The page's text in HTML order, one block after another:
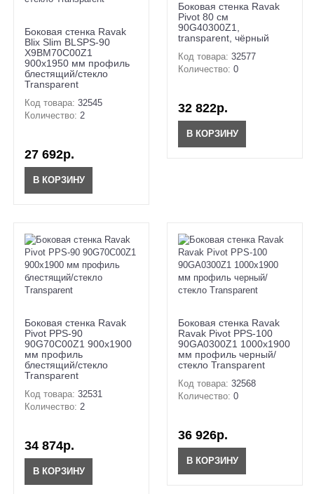
Боковая стенка Ravak
Blix Slim BLSPS-90
X9BM70C00Z1
900х1950 мм профиль
блестящий/стекло
Transparent
Код товара: 32545
Количество: 2
27 692р.
В КОРЗИНУ
Боковая стенка Ravak
Pivot 80 см
90G40300Z1,
transparent, чёрный
Код товара: 32577
Количество: 0
32 822р.
В КОРЗИНУ
Боковая стенка Ravak
Pivot PPS-90
90G70C00Z1 900х1900
мм профиль
блестящий/стекло
Transparent
Код товара: 32531
Количество: 2
34 874р.
В КОРЗИНУ
Боковая стенка Ravak
Ravak Pivot PPS-100
90GA0300Z1 1000х1900
мм профиль черный/
стекло Transparent
Код товара: 32568
Количество: 0
36 926р.
В КОРЗИНУ